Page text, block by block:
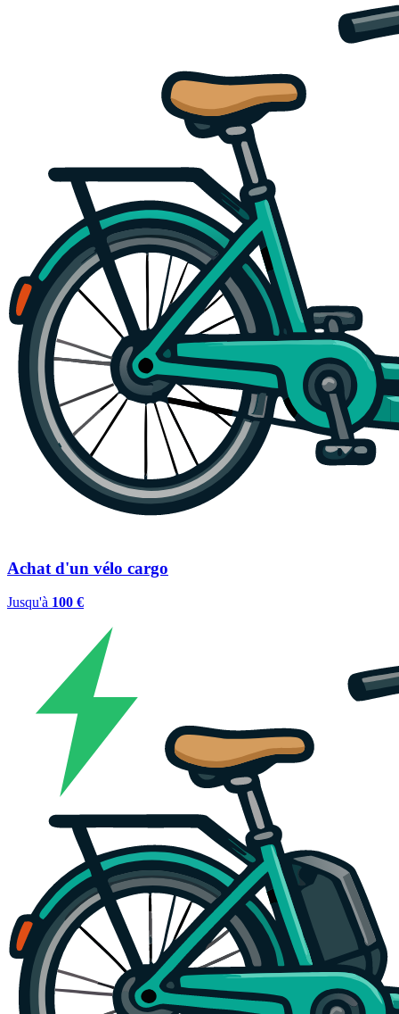
Achat d'un vélo cargo
Jusqu'à 100 €